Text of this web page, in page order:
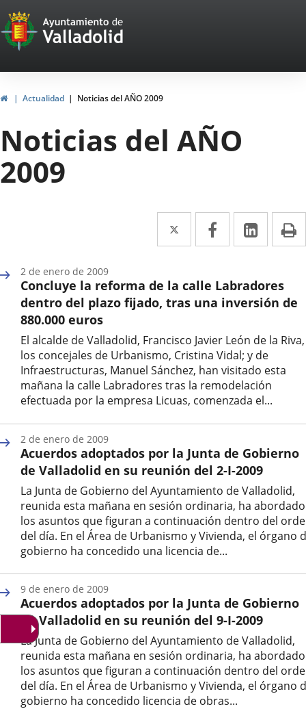
Portal
Web
del
Ayuntamiento
de
Valladolid
HomeActualidad Noticias del AÑO 2009
Noticias del AÑO
2009
Twitter
Enlace
a
aplicación
Facebook
Enlace
a
aplicación
Enlace
a
Concluye la reforma de la calle Labradores
dentro del plazo fijado, tras una inversión de
880.000 euros
El alcalde de Valladolid, Francisco Javier León de la
los concejales de Urbanismo, Cristina Vidal; y de
Infraestructuras, Manuel Sánchez, han visitado esta
mañana la calle Labradores tras la remodelación
efectuada por la empresa Licuas, comenzada el...
la
noticia
2 de enero de 2009
Acuerdos adoptados por la Junta de Gobierno
de Valladolid en su reunión del 2-I-2009
La Junta de Gobierno del Ayuntamiento de Valladolid,
reunida esta mañana en sesión ordinaria, ha abordado
los asuntos que figuran a continuación dentro del
del día. En el Área de Urbanismo y Vivienda, el órgano
gobierno ha concedido una licencia de...
la
noticia
2 de enero de 2009
Acuerdos adoptados por la Junta de Gobierno
de Valladolid en su reunión del 9-I-2009
La Junta de Gobierno del Ayuntamiento de Valladolid,
reunida esta mañana en sesión ordinaria, ha abordado
los asuntos que figuran a continuación dentro del
del día. En el Área de Urbanismo y Vivienda, el órgano
gobierno ha concedido licencia de obras...
9 de enero de 2009